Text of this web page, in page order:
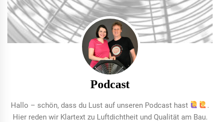
Podcast
Hallo – schön, dass du Lust auf unseren Podcast hast
.
Hier reden wir Klartext zu Luftdichtheit und Qualität am Bau.